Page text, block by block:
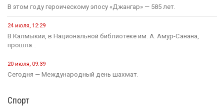
В этом году героическому эпосу «Джангар» — 585 лет.
24 июля, 12:29
В Калмыкии, в Национальной библиотеке им. А. Амур-Санана,
прошла...
20 июля, 09:39
Сегодня — Международный день шахмат.
Спорт